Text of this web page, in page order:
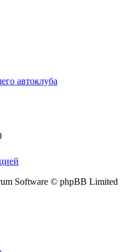
автоклуба
Software © phpBB Limited